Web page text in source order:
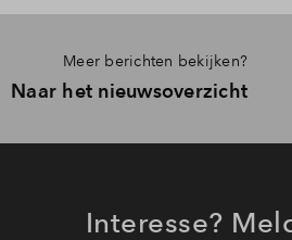
Meer berichten bekijken?
Naar het nieuwsoverzicht
Interesse?